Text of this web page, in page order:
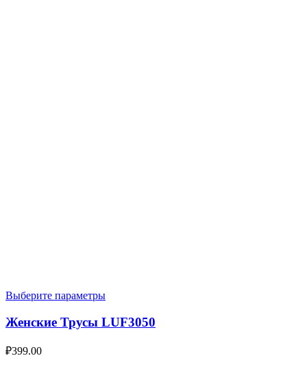
Выберите параметры
Женские Трусы LUF3050
₽399.00